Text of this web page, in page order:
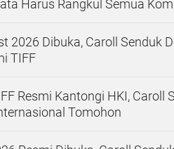
Harus Rangkul Semua
2026 Dibuka, Caroll Senduk
TIFF
Resmi Kantongi HKI, Caroll
Tomohon